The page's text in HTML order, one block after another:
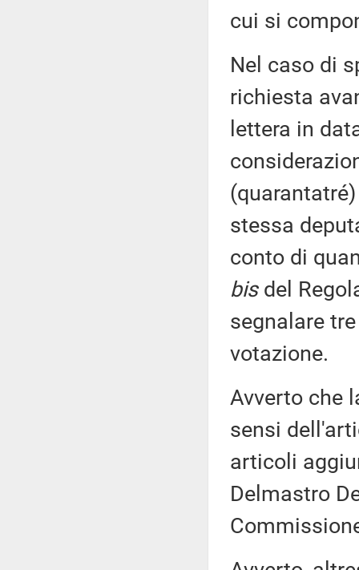
cui si
Nel caso di
richiesta
lettera in
stessa
conto di
bisdel
segnalare
votazione.
Avverto che
sensi
articoli
Delmastro